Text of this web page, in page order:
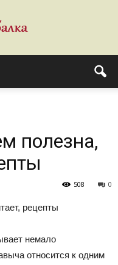
полезна,
0
508
рецепты
немало
относится к одним